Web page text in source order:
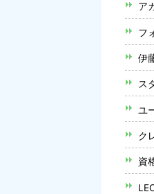
ア
フ
伊
ス
ユ
ク
資